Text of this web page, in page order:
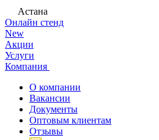
Астана
Онлайн стенд
New
Акции
Услуги
Компания
О компании
Вакансии
Документы
Оптовым клиентам
Отзывы